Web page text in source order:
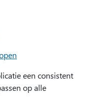
een consistent
op alle